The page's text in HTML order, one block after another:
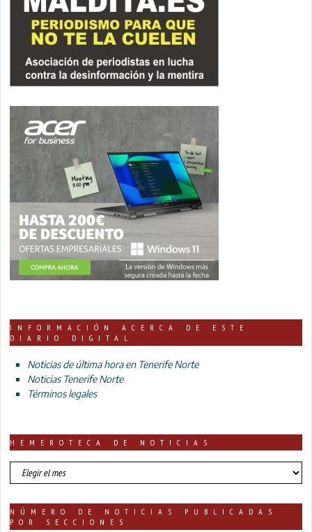
INFORMACIÓN ACERCA DE ESTE
DIARIO DIGITAL
Noticias de última hora en Tenerife Norte
Noticias Tenerife Norte
Términos legales
HEMEROTECA DE NOTICIAS
HEMEROTECA
DE
NÚMERO DE NOTICIAS PUBLICADAS
POR SECCIONES